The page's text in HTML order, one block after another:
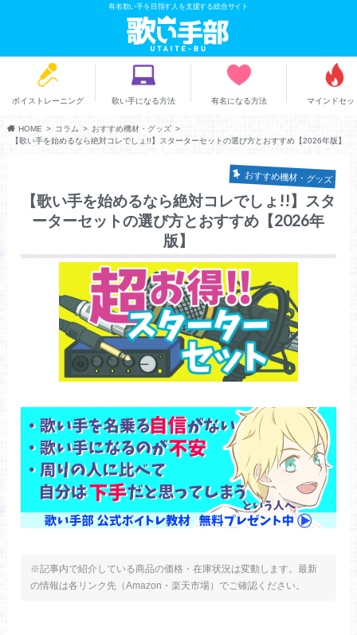
有名歌い手を目指す人を支援する総合サイト
ボイストレーニング 歌い手になる方法 有名になる方法 マインドセッ
HOME コラム
おすすめ機材・グッズ
【歌い手を始めるなら絶対コレでしょ!!】スターターセットの選び方とおすすめ【2026年版】
おすすめ機材・グッズ
【歌い手を始めるなら絶対コレでしょ!!】スタ
ーターセットの選び方とおすすめ【2026年
版】
※記事内で紹介している商品の価格・在庫状況は変動します。最新
の情報は各リンク先（Amazon・楽天市場）でご確認ください。